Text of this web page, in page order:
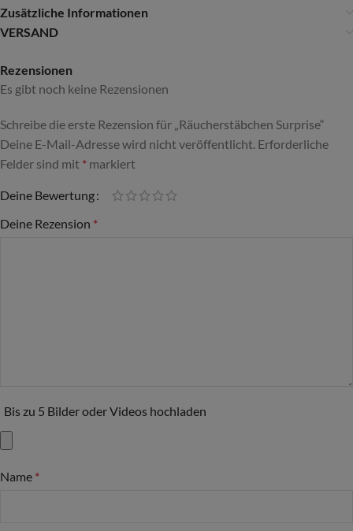
Zusätzliche Informationen
VERSAND
Rezensionen
Es gibt noch keine Rezensionen
Schreibe die erste Rezension für „Räucherstäbchen Surprise“
Deine E-Mail-Adresse wird nicht veröffentlicht. Erforderliche
Felder sind mit * markiert
Deine Bewertung
Deine Rezension *
Bis zu 5 Bilder oder Videos hochladen
Name *
Alternative: